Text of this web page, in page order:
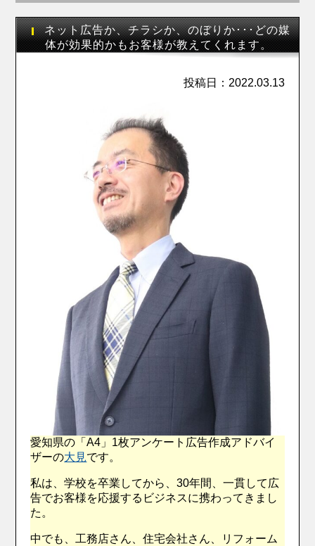
ネット広告か、チラシか、のぼりか･･･どの媒
体が効果的かもお客様が教えてくれます。
投稿日：2022.03.13
愛知県の「A4」1枚アンケート広告作成アドバイ
ザーの大見です。
私は、学校を卒業してから、30年間、一貫して広
告でお客様を応援するビジネスに携わってきまし
た。
中でも、工務店さん、住宅会社さん、リフォーム